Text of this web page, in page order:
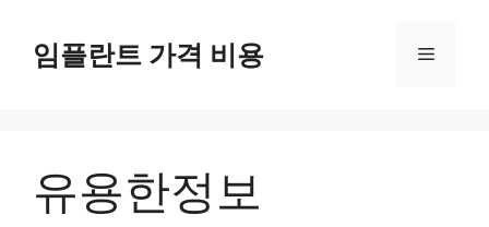
content임플란트 가격 비용 Menu
유용한정보